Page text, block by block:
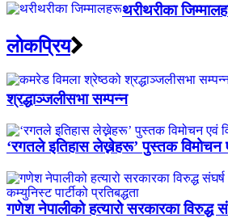
थरीथरीका
लाेकप्रिय
श्रद्धाञ्जलीसभा सम्पन्न
‘रगतले इतिहास लेख्नेहरू’ पुस्तक विमोचन
गणेश नेपालीको हत्यारो सरकारका विरुद्ध